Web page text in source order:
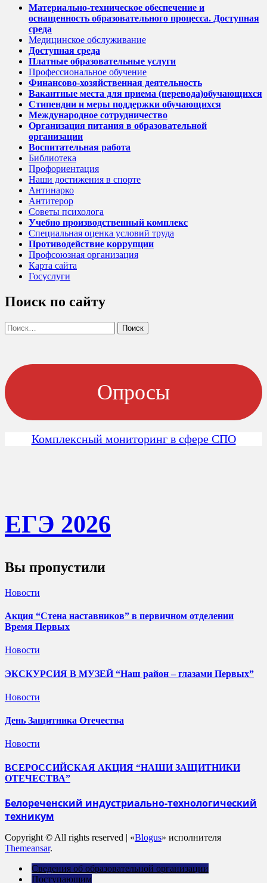
Материально-техническое обеспечение и
оснащенность образовательного процесса. Доступная
среда
Медицинское обслуживание
Доступная среда
Платные образовательные услуги
Профессиональное обучение
Финансово-хозяйственная деятельность
Вакантные места для приема (перевода)обучающихся
Стипендии и меры поддержки обучающихся
Международное сотрудничество
Организация питания в образовательной
организации
Воспитательная работа
Библиотека
Профориентация
Наши достижения в спорте
Антинарко
Антитерор
Советы психолога
Учебно производственный комплекс
Специальная оценка условий труда
Противодействие коррупции
Профсоюзная организация
Карта сайта
Госуслуги
Поиск по сайту
Найти:
Опросы
Комплексный мониторинг в сфере СПО
ЕГЭ 2026
Вы пропустили
Новости
Акция “Стена наставников” в первичном отделении
Время Первых
Новости
ЭКСКУРСИЯ В МУЗЕЙ “Наш район – глазами Первых”
Новости
День Защитника Отечества
Новости
ВСЕРОССИЙСКАЯ АКЦИЯ “НАШИ ЗАЩИТНИКИ
ОТЕЧЕСТВА”
Белореченский индустриально-технологический
техникум
Copyright © All rights reserved | «Blogus» исполнителя
Themeansar.
Сведения об образовательной организации
Поступающим